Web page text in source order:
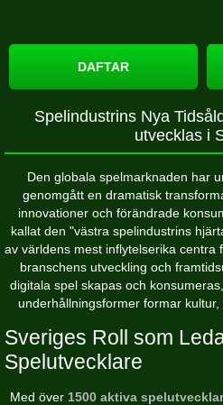
DAFTAR
Spelindustrins Nya
utvecklas i
Den globala spelmarknaden har
genomgått en dramatisk
innovationer och förändrade
kallat den "västra spelindustrins
av världens mest inflytelserika centra
branschens utveckling och
digitala spel skapas och
underhållningsformer formar
Sveriges Roll som
Spelutvecklare
Med över 1500 aktiva